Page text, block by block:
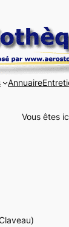
Annuaire
Vous êtes